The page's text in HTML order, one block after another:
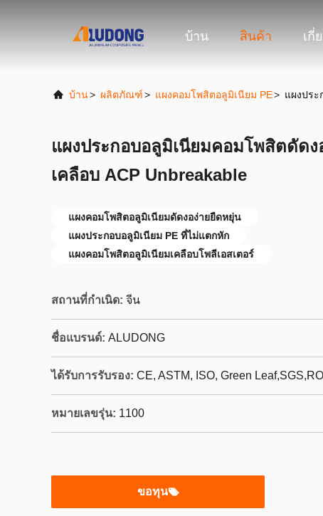
บ้าน สินค้า เกี่
บ้าน> ผลิตภัณฑ์> แผงคอมโพสิตอลูมิเนียม PE> แผงประ
แผงประกอบอลูมิเนียมคอมโพสิตดัดง
เคลือบ ACP Unbreakable
แผงคอมโพสิตอลูมิเนียมดัดงอง่ายยืดหยุ่น
แผงประกอบอลูมิเนียม PE ที่ไม่แตกหัก
แผงคอมโพสิตอลูมิเนียมเคลือบโพลีเอสเตอร์
สถานที่กำเนิด: จีน
ชื่อแบรนด์: ALUDONG
ได้รับการรับรอง: CE, ASTM, ISO, Green
หมายเลขรุ่น: 1100
ขอทุน